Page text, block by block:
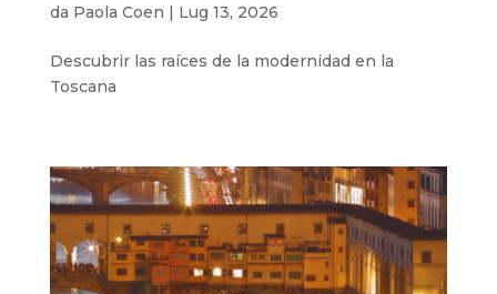
da Paola Coen | Lug 13, 2026
Descubrir las raíces de la modernidad en la
Toscana